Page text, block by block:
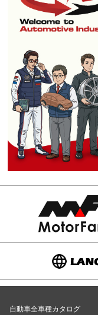
自動車全車種カタログ